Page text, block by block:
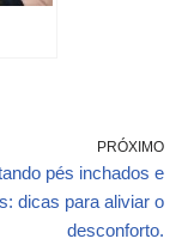
PRÓXIMO
pés inchados e
dicas para aliviar o
desconforto.